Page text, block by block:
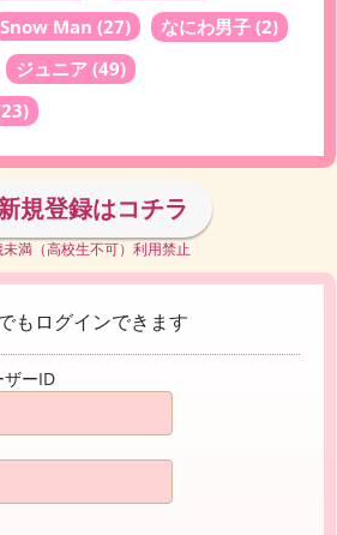
Snow Man (27) なにわ男子 (2)
ジュニア (49)
規登録はコチラ
満（高校生不可）利用禁止
もログインできます
ザーID